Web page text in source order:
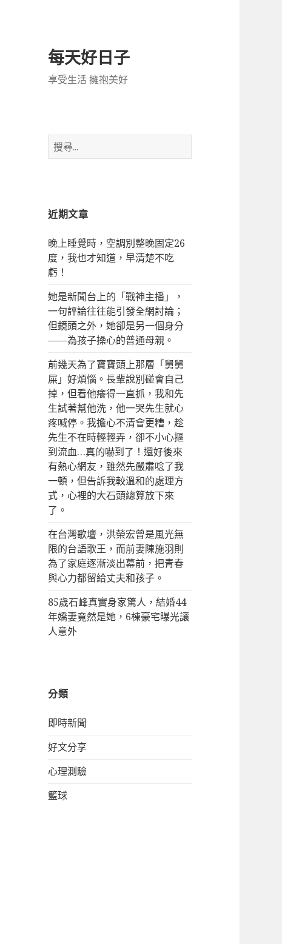
每天好日子
享受生活 擁抱美好
搜
尋
近期文章
晚上睡覺時，空調別整晚固定26
度，我也才知道，早清楚不吃
虧！
她是新聞台上的「戰神主播」，
一句評論往往能引發全網討論；
但鏡頭之外，她卻是另一個身分
——為孩子操心的普通母親。
前幾天為了寶寶頭上那層「舅舅
屎」好煩惱。長輩說別碰會自己
掉，但看他癢得一直抓，我和先
生試著幫他洗，他一哭先生就心
疼喊停。我擔心不清會更糟，趁
先生不在時輕輕弄，卻不小心摳
到流血…真的嚇到了！還好後來
有熱心網友，雖然先嚴肅唸了我
一頓，但告訴我較溫和的處理方
式，心裡的大石頭總算放下來
了。
在台灣歌壇，洪榮宏曾是風光無
限的台語歌王，而前妻陳施羽則
為了家庭逐漸淡出幕前，把青春
與心力都留給丈夫和孩子。
85歲石峰真實身家驚人，結婚44
年嬌妻竟然是她，6棟豪宅曝光讓
人意外
分類
即時新聞
好文分享
心理測驗
籃球